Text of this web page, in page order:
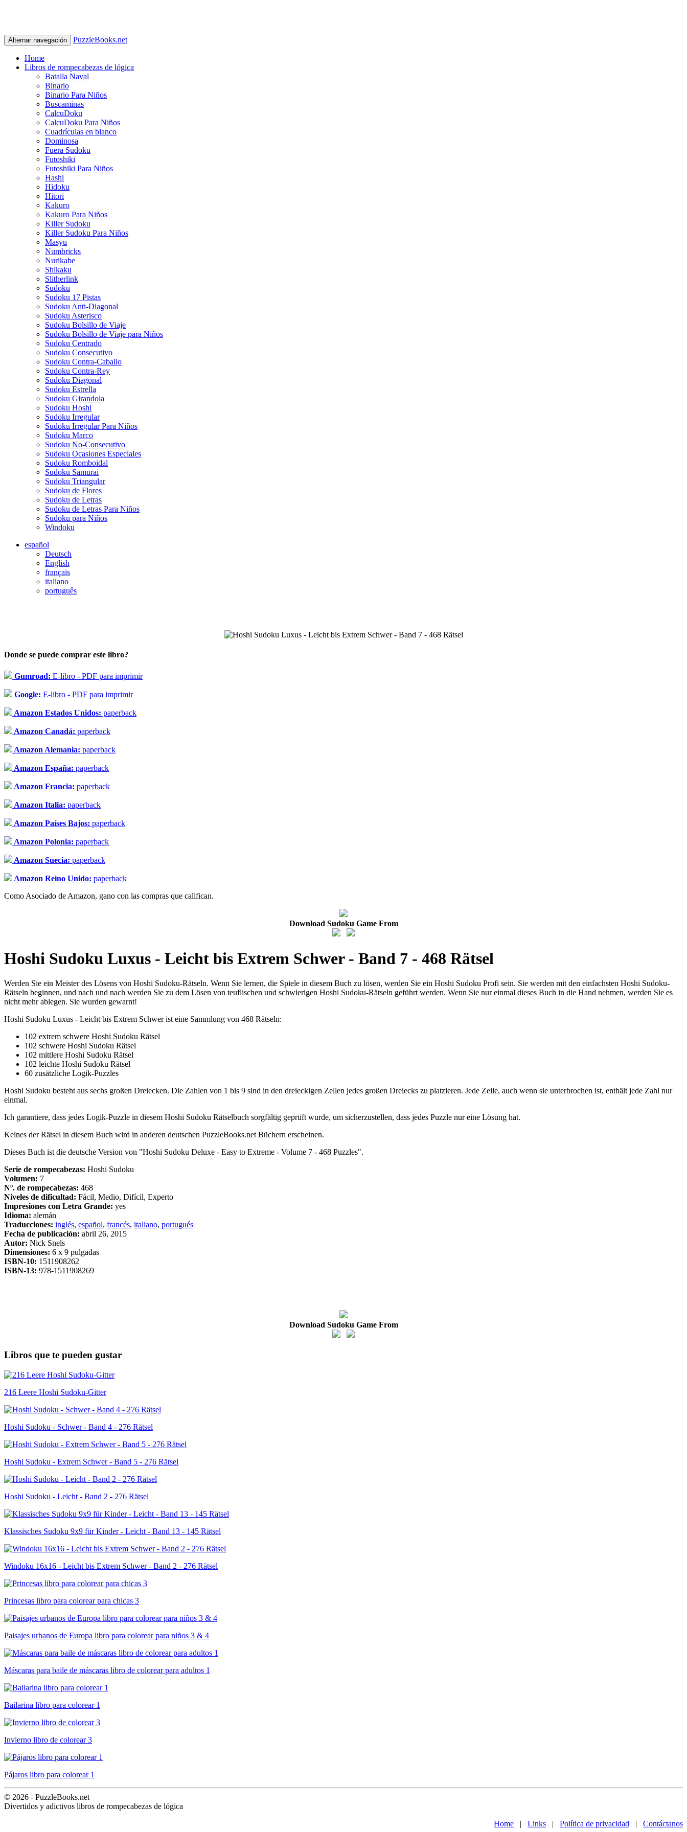
Alternar navegación PuzzleBooks.net
Home
Libros de rompecabezas de lógica
Batalla Naval
Binario
Binario Para Niños
Buscaminas
CalcuDoku
CalcuDoku Para Niños
Cuadrículas en blanco
Dominosa
Fuera Sudoku
Futoshiki
Futoshiki Para Niños
Hashi
Hidoku
Hitori
Kakuro
Kakuro Para Niños
Killer Sudoku
Killer Sudoku Para Niños
Masyu
Numbricks
Nurikabe
Shikaku
Slitherlink
Sudoku
Sudoku 17 Pistas
Sudoku Anti-Diagonal
Sudoku Asterisco
Sudoku Bolsillo de Viaje
Sudoku Bolsillo de Viaje para Niños
Sudoku Centrado
Sudoku Consecutivo
Sudoku Contra-Caballo
Sudoku Contra-Rey
Sudoku Diagonal
Sudoku Estrella
Sudoku Girandola
Sudoku Hoshi
Sudoku Irregular
Sudoku Irregular Para Niños
Sudoku Marco
Sudoku No-Consecutivo
Sudoku Ocasiones Especiales
Sudoku Romboidal
Sudoku Samurai
Sudoku Triangular
Sudoku de Flores
Sudoku de Letras
Sudoku de Letras Para Niños
Sudoku para Niños
Windoku
español
Deutsch
English
français
italiano
português
Donde se puede comprar este libro?
Gumroad: E-libro - PDF para imprimir
Google: E-libro - PDF para imprimir
Amazon Estados Unidos: paperback
Amazon Canadá: paperback
Amazon Alemania: paperback
Amazon España: paperback
Amazon Francia: paperback
Amazon Italia: paperback
Amazon Países Bajos: paperback
Amazon Polonia: paperback
Amazon Suecia: paperback
Amazon Reino Unido: paperback
Como Asociado de Amazon, gano con las compras que califican.
Download Sudoku Game From
Hoshi Sudoku Luxus - Leicht bis Extrem Schwer - Band 7 - 468 Rätsel
Werden Sie ein Meister des Lösens von Hoshi Sudoku-Rätseln. Wenn Sie lernen, die Spiele in diesem Buch zu lösen, werden Sie ein Hoshi Sudoku Profi sein. Sie werden mit den einfachsten Hoshi Sudoku-
Rätseln beginnen, und nach und nach werden Sie zu dem Lösen von teuflischen und schwierigen Hoshi Sudoku-Rätseln geführt werden. Wenn Sie nur einmal dieses Buch in die Hand nehmen, werden Sie es
nicht mehr ablegen. Sie wurden gewarnt!
Hoshi Sudoku Luxus - Leicht bis Extrem Schwer ist eine Sammlung von 468 Rätseln:
102 extrem schwere Hoshi Sudoku Rätsel
102 schwere Hoshi Sudoku Rätsel
102 mittlere Hoshi Sudoku Rätsel
102 leichte Hoshi Sudoku Rätsel
60 zusätzliche Logik-Puzzles
Hoshi Sudoku besteht aus sechs großen Dreiecken. Die Zahlen von 1 bis 9 sind in den dreieckigen Zellen jedes großen Dreiecks zu platzieren. Jede Zeile, auch wenn sie unterbrochen ist, enthält jede Zahl nur
einmal.
Ich garantiere, dass jedes Logik-Puzzle in diesem Hoshi Sudoku Rätselbuch sorgfältig geprüft wurde, um sicherzustellen, dass jedes Puzzle nur eine Lösung hat.
Keines der Rätsel in diesem Buch wird in anderen deutschen PuzzleBooks.net Büchern erscheinen.
Dieses Buch ist die deutsche Version von "Hoshi Sudoku Deluxe - Easy to Extreme - Volume 7 - 468 Puzzles".
Serie de rompecabezas: Hoshi Sudoku
Volumen: 7
Nº. de rompecabezas: 468
Niveles de dificultad: Fácil, Medio, Difícil, Experto
Impresiones con Letra Grande: yes
Idioma: alemán
Traducciones: inglés, español, francés, italiano, portugués
Fecha de publicación: abril 26, 2015
Autor: Nick Snels
Dimensiones: 6 x 9 pulgadas
ISBN-10: 1511908262
ISBN-13: 978-1511908269
Download Sudoku Game From
Libros que te pueden gustar
216 Leere Hoshi Sudoku-Gitter
Hoshi Sudoku - Schwer - Band 4 - 276 Rätsel
Hoshi Sudoku - Extrem Schwer - Band 5 - 276 Rätsel
Hoshi Sudoku - Leicht - Band 2 - 276 Rätsel
Klassisches Sudoku 9x9 für Kinder - Leicht - Band 13 - 145 Rätsel
Windoku 16x16 - Leicht bis Extrem Schwer - Band 2 - 276 Rätsel
Princesas libro para colorear para chicas 3
Paisajes urbanos de Europa libro para colorear para niños 3 & 4
Máscaras para baile de máscaras libro de colorear para adultos 1
Bailarina libro para colorear 1
Invierno libro de colorear 3
Pájaros libro para colorear 1
© 2026 - PuzzleBooks.net
Divertidos y adictivos libros de rompecabezas de lógica
Home | Links | Política de privacidad | Contáctanos